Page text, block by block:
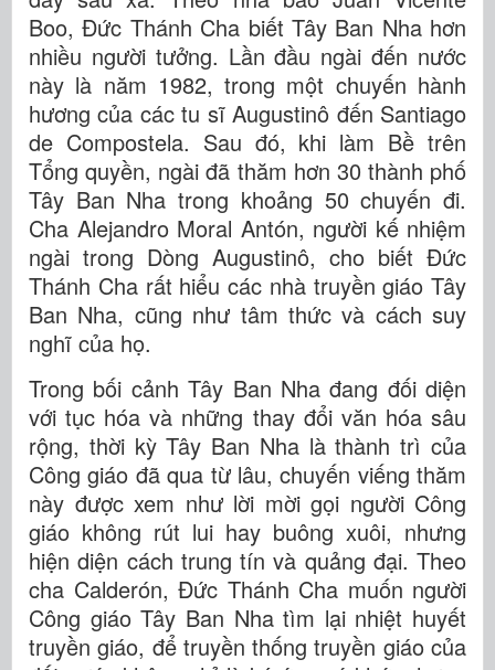
Boo, Đức Thánh Cha biết Tây Ban Nha hơn
nhiều người tưởng. Lần đầu ngài đến nước
này là năm 1982, trong một chuyến hành
hương của các tu sĩ Augustinô đến Santiago
de Compostela. Sau đó, khi làm Bề trên
Tổng quyền, ngài đã thăm hơn 30 thành phố
Tây Ban Nha trong khoảng 50 chuyến đi.
Cha Alejandro Moral Antón, người kế nhiệm
ngài trong Dòng Augustinô, cho biết Đức
Thánh Cha rất hiểu các nhà truyền giáo Tây
Ban Nha, cũng như tâm thức và cách suy
nghĩ của họ.
Trong bối cảnh Tây Ban Nha đang đối diện
với tục hóa và những thay đổi văn hóa sâu
rộng, thời kỳ Tây Ban Nha là thành trì của
Công giáo đã qua từ lâu, chuyến viếng thăm
này được xem như lời mời gọi người Công
giáo không rút lui hay buông xuôi, nhưng
hiện diện cách trung tín và quảng đại. Theo
cha Calderón, Đức Thánh Cha muốn người
Công giáo Tây Ban Nha tìm lại nhiệt huyết
truyền giáo, để truyền thống truyền giáo của